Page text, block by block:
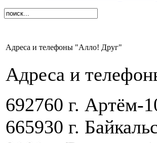
Адреса и телефоны "Алло! Друг"
Адреса и
692760 г. Артём-
665930 г.